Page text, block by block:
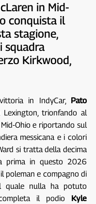
in Mid-
conquista il
stagione,
squadra
Kirkwood,
in IndyCar, Pato
trionfando al
Ohio e riportando sul
messicana e i colori
si tratta della decima
prima in questo 2026
poleman e compagno di
quale nulla ha potuto
il podio Kyle